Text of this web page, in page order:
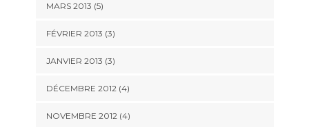
MARS 2013 (5)
FÉVRIER 2013 (3)
JANVIER 2013 (3)
DÉCEMBRE 2012(4)
NOVEMBRE 2012(4)